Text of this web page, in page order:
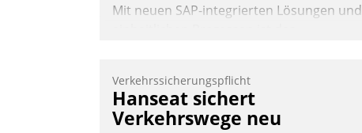
Mit neuen SAP-integrierten Lösungen und
Kapitalanlage für künftige Aufgaben und
Herausforderungen gerüstet.
Verkehrssicherungspflicht
Hanseat sichert
Verkehrswege neu